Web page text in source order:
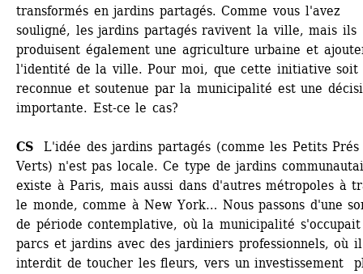
transformés en jardins partagés. Comme vous l'avez
souligné, les jardins partagés ravivent la ville, mais ils
produisent également une agriculture urbaine et
l'identité de la ville. Pour moi, que cette initiative soit
reconnue et soutenue par la municipalité est une
importante. Est-ce le cas?
CS L'idée des jardins partagés (comme les Petits Prés
Verts) n'est pas locale. Ce type de jardins
existe à Paris, mais aussi dans d'autres métropoles à
le monde, comme à New York… Nous passons d'une
de période contemplative, où la municipalité s'occupait
parcs et jardins avec des jardiniers professionnels, où
interdit de toucher les fleurs, vers un investissement